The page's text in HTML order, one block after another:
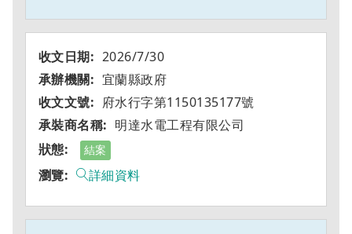
2026/7/30
宜蘭縣政府
府水行字第1150135177號
明達水電工程有限公司
結案
詳細資料